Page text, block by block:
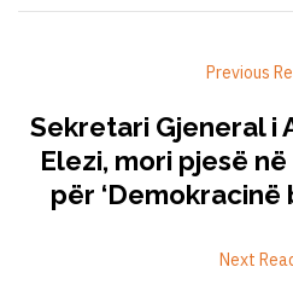
Previous
Sekretari Gjeneral i
Elezi, mori pjesë
për ‘Demokracinë
Next